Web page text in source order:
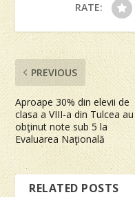
RATE:
PREVIOUS
Aproape 30% din elevii de
clasa a VIII-a din Tulcea au
obţinut note sub 5 la
Evaluarea Naţională
RELATED POSTS